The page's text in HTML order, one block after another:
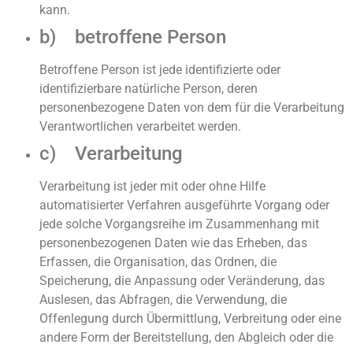
kann.
b) betroffene Person
Betroffene Person ist jede identifizierte oder
identifizierbare natürliche Person, deren
personenbezogene Daten von dem für die Verarbeitung
Verantwortlichen verarbeitet werden.
c) Verarbeitung
Verarbeitung ist jeder mit oder ohne Hilfe
automatisierter Verfahren ausgeführte Vorgang oder
jede solche Vorgangsreihe im Zusammenhang mit
personenbezogenen Daten wie das Erheben, das
Erfassen, die Organisation, das Ordnen, die
Speicherung, die Anpassung oder Veränderung, das
Auslesen, das Abfragen, die Verwendung, die
Offenlegung durch Übermittlung, Verbreitung oder eine
andere Form der Bereitstellung, den Abgleich oder die